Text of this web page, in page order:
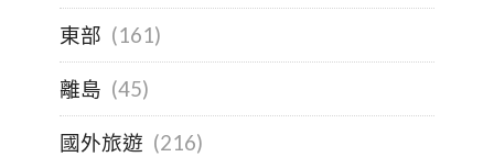
東部 (161)
離島 (45)
國外旅遊 (216)